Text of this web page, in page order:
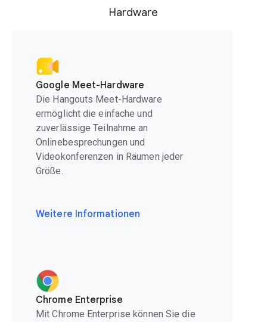
Hardware
Google Meet-Hardware
Die Hangouts Meet-Hardware
ermöglicht die einfache und
zuverlässige Teilnahme an
Onlinebesprechungen und
Videokonferenzen in Räumen jeder
Größe.
Weitere Informationen
Chrome Enterprise
Mit Chrome Enterprise können Sie die